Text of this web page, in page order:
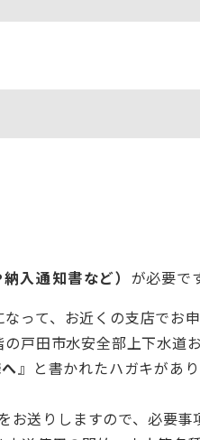
入通知書など） が必要で
って、お近くの支店でお
戸田市水安全部上下水道
』と書かれたハガキがあ
送りしますので、必要